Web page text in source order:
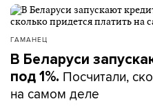
ГАМАНЕЦ
В Беларуси
под 1%. Посчитали,
на самом деле